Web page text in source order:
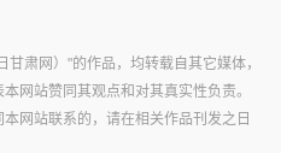
肃网）"的作品，均转载自其它媒体，
网站赞同其观点和对其真实性负责。
网站联系的，请在相关作品刊发之日